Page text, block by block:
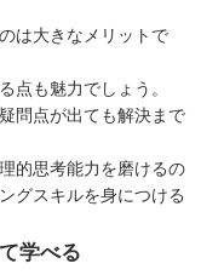
は大きなメリットで
点も魅力でしょう。
問点が出ても解決まで
的思考能力を磨けるの
グスキルを身につける
学べる